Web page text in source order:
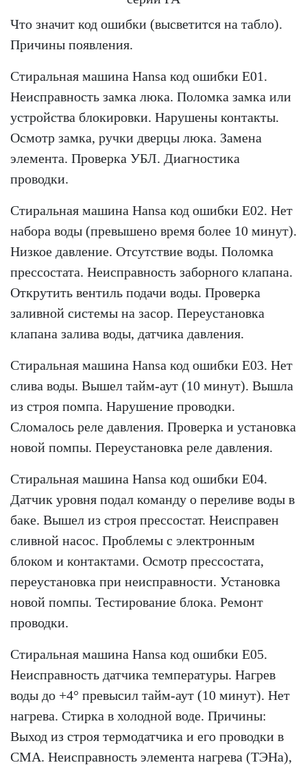
Что значит код ошибки (высветится на табло).
Причины появления.
Стиральная машина Hansa код ошибки Е01.
Неисправность замка люка. Поломка замка или
устройства блокировки. Нарушены контакты.
Осмотр замка, ручки дверцы люка. Замена
элемента. Проверка УБЛ. Диагностика
проводки.
Стиральная машина Hansa код ошибки Е02. Нет
набора воды (превышено время более 10 минут).
Низкое давление. Отсутствие воды. Поломка
прессостата. Неисправность заборного клапана.
Открутить вентиль подачи воды. Проверка
заливной системы на засор. Переустановка
клапана залива воды, датчика давления.
Стиральная машина Hansa код ошибки Е03. Нет
слива воды. Вышел тайм-аут (10 минут). Вышла
из строя помпа. Нарушение проводки.
Сломалось реле давления. Проверка и установка
новой помпы. Переустановка реле давления.
Стиральная машина Hansa код ошибки Е04.
Датчик уровня подал команду о переливе воды в
баке. Вышел из строя прессостат. Неисправен
сливной насос. Проблемы с электронным
блоком и контактами. Осмотр прессостата,
переустановка при неисправности. Установка
новой помпы. Тестирование блока. Ремонт
проводки.
Стиральная машина Hansa код ошибки E05.
Неисправность датчика температуры. Нагрев
воды до +4° превысил тайм-аут (10 минут). Нет
нагрева. Стирка в холодной воде. Причины:
Выход из строя термодатчика и его проводки в
СМА. Неисправность элемента нагрева (ТЭНа),